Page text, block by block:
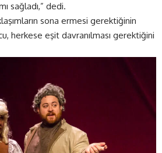
sağladı,” dedi.
sona ermesi gerektiğinin
herkese eşit davranılması gerektiğini